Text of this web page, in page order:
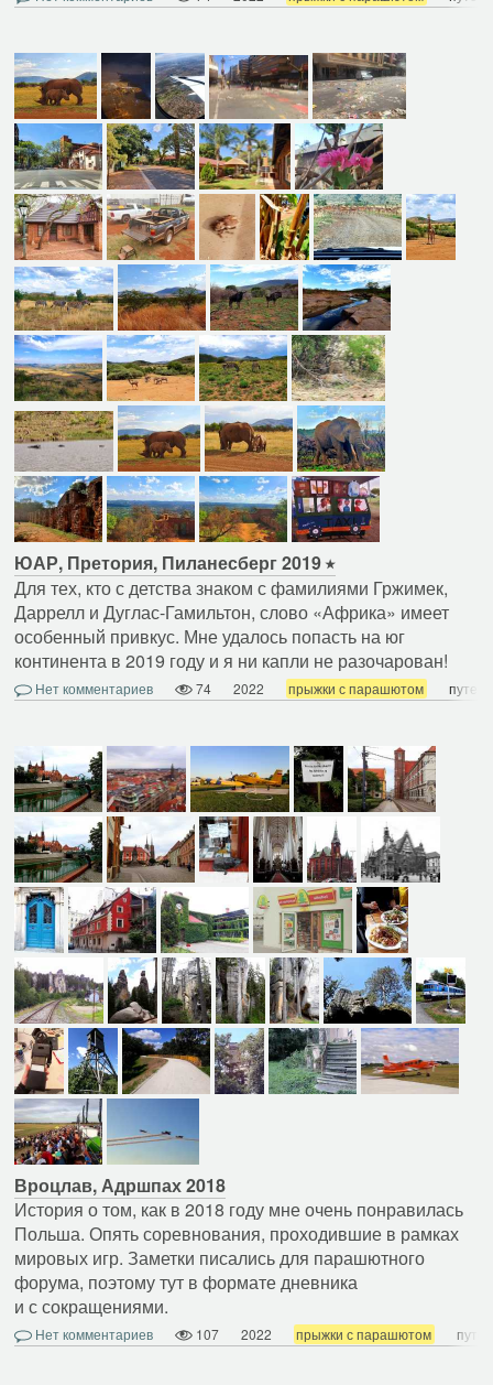
ЮАР, Претория, Пиланесберг 2019
Для тех, кто с детства знаком с фамилиями Гржимек,
Даррелл и Дуглас-Гамильтон, слово «Африка» имеет
особенный привкус. Мне удалось попасть на юг
континента в 2019 году и я ни капли не разочарован!
Нет комментариев 74 2022 прыжки с парашютом
Вроцлав, Адршпах 2018
История о том, как в 2018 году мне очень понравилась
Польша. Опять соревнования, проходившие в рамках
мировых игр. Заметки писались для парашютного
форума, поэтому тут в формате дневника
и с сокращениями.
Нет комментариев 107 2022 прыжки с парашютом